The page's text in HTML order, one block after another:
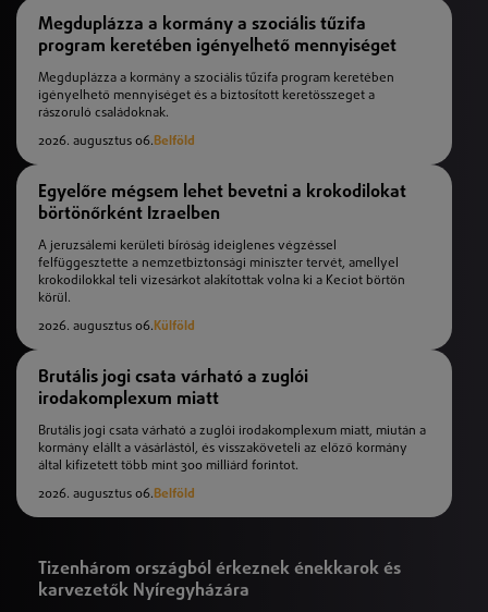
Megduplázza a kormány a szociális tűzifa
program keretében igényelhető mennyiséget
Megduplázza a kormány a szociális tűzifa program keretében
igényelhető mennyiséget és a biztosított keretösszeget a
rászoruló családoknak.
2026. augusztus 06.Belföld
Egyelőre mégsem lehet bevetni a krokodilokat
börtönőrként Izraelben
A jeruzsálemi kerületi bíróság ideiglenes végzéssel
felfüggesztette a nemzetbiztonsági miniszter tervét, amellyel
krokodilokkal teli vizesárkot alakítottak volna ki a Keciot börtön
körül.
2026. augusztus 06. Külföld
Brutális jogi csata várható a zuglói
irodakomplexum miatt
Brutális jogi csata várható a zuglói irodakomplexum miatt, miután a
kormány elállt a vásárlástól, és visszaköveteli az előző kormány
által kifizetett több mint 300 milliárd forintot.
2026. augusztus 06.Belföld
Tizenhárom országból érkeznek énekkarok és
karvezetők Nyíregyházára